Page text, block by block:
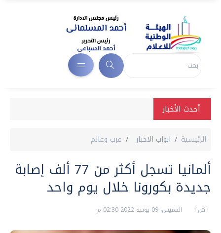
أحدث الأخبار
الرئيسية ابواب الاخبار عرب وعالم
ألمانيا تسجل أكثر من 77 ألف إصابة
جديدة بكورونا خلال يوم واحد
أ ش أ الخميس، 09 يونيه 2022 02:30 م